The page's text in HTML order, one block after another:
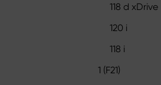
118 d xDrive
120 i
118 i
1 (F21)